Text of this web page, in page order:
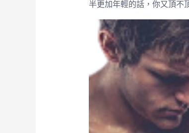
半更加年輕的話，你又頂不